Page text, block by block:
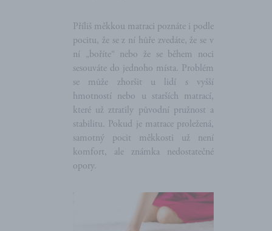
Příliš měkkou matraci poznáte i podle
pocitu, že se z ní hůře zvedáte, že se v
ní „boříte“ nebo že se během noci
sesouváte do jednoho místa. Problém
se může zhoršit u lidí s vyšší
hmotností nebo u starších matrací,
které už ztratily původní pružnost a
stabilitu. Pokud je matrace proležená,
samotný pocit měkkosti už není
komfort, ale známka nedostatečné
opory.